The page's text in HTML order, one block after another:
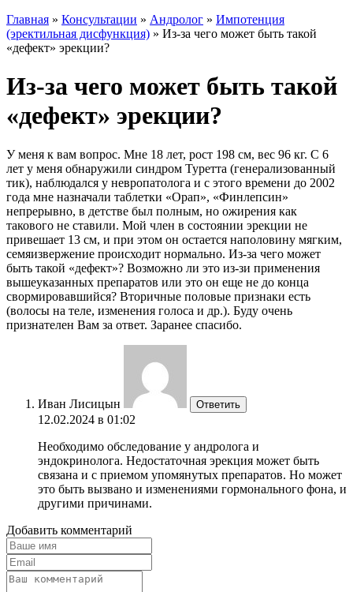
Главная » Консультации » Андролог » Импотенция
(эректильная дисфункция) » Из-за чего может быть такой
«дефект» эрекции?
Из-за чего может быть такой
«дефект» эрекции?
У меня к вам вопрос. Мне 18 лет, рост 198 см, вес 96 кг. С 6
лет у меня обнаружили синдром Туретта (генерализованный
тик), наблюдался у невропатолога и с этого времени до 2002
года мне назначали таблетки «Орап», «Финлепсин»
непрерывно, в детстве был полным, но ожирения как
такового не ставили. Мой член в состоянии эрекции не
привешает 13 см, и при этом он остается наполовину мягким,
семяизвержение происходит нормально. Из-за чего может
быть такой «дефект»? Возможно ли это из-зи применения
вышеуказанных препаратов или это он еще не до конца
свормировавшийся? Вторичные половые признаки есть
(волосы на теле, изменения голоса и др.). Буду очень
признателен Вам за ответ. Заранее спасибо.
Иван Лисицын Ответить
12.02.2024 в 01:02
Необходимо обследование у андролога и
эндокринолога. Недостаточная эрекция может быть
связана и с приемом упомянутых препаратов. Но может
это быть вызвано и изменениями гормонального фона, и
другими причинами.
Добавить комментарий